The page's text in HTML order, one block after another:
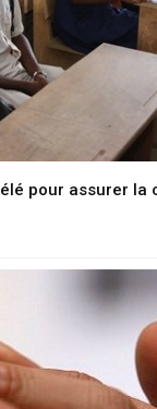
pour assurer la